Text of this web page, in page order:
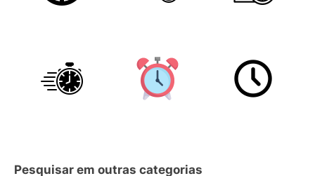
Pesquisar em outras categorias